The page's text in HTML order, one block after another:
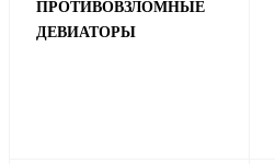
ПРОТИВОВЗЛОМНЫЕ
ДЕВИАТОРЫ